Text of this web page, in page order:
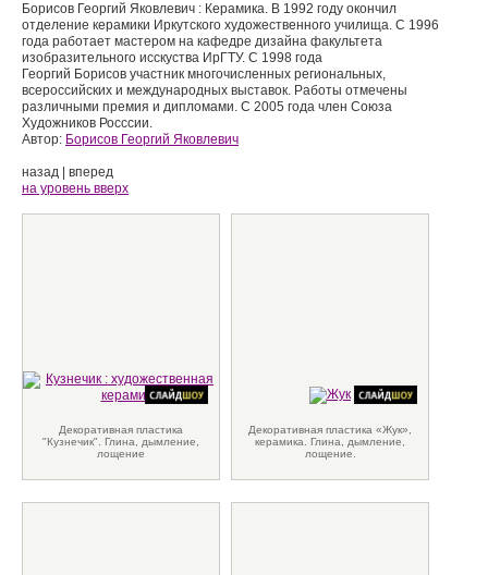
Борисов Георгий Яковлевич : Керамика. В 1992 году окончил
отделение керамики Иркутского художественного училища. С 1996
года работает мастером на кафедре дизайна факультета
изобразительного исскуства ИрГТУ. С 1998 года
Георгий Борисов участник многочисленных региональных,
всероссийских и международных выставок. Работы отмечены
различными премия и дипломами. С 2005 года член Союза
Художников Росссии.
Автор: Борисов Георгий Яковлевич
назад
вперед
на уровень вверх
Декоративная пластика
"Кузнечик". Глина, дымление,
лощение
Декоративная пластика «Жук»,
керамика. Глина, дымление,
лощение.